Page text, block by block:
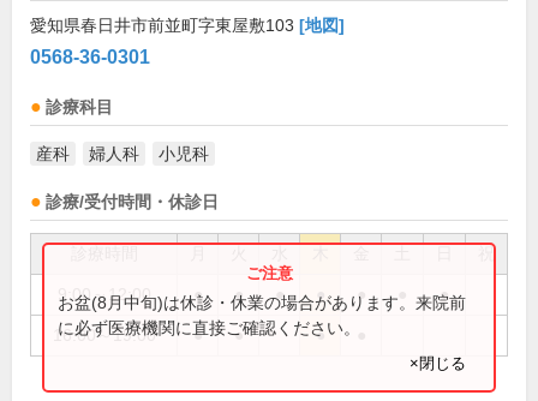
愛知県春日井市前並町字東屋敷103 [地図]
0568-36-0301
診療科目
産科 婦人科 小児科
診療/受付時間・休診日
祝
9:00～12:00 ● ● ● ● ● ●
16:00～19:00 ● ● ●
お盆(8月中旬)は休診・休業の場合があります。来院前
に必ず医療機関に直接ご確認ください。
×閉じる